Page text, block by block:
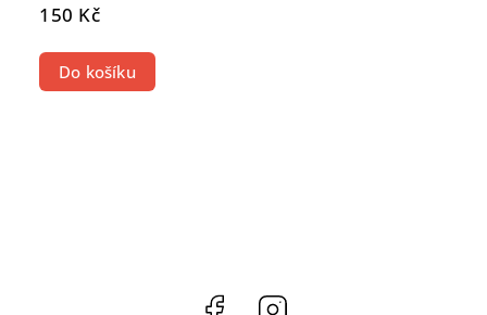
150 Kč
Do košíku
Facebook